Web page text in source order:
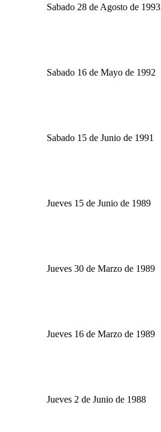
Sabado 28 de Agosto de 1993
Sabado 16 de Mayo de 1992
Sabado 15 de Junio de 1991
Jueves 15 de Junio de 1989
Jueves 30 de Marzo de 1989
Jueves 16 de Marzo de 1989
Jueves 2 de Junio de 1988